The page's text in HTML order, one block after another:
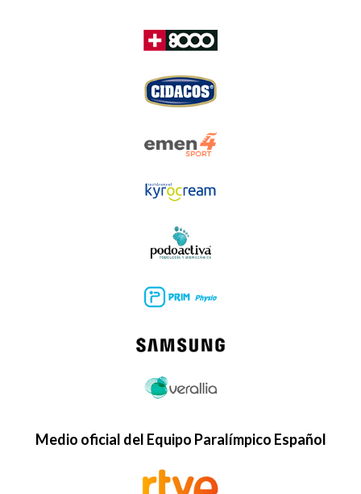
Medio oficial del Equipo Paralímpico Español